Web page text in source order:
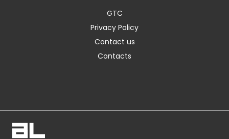
GTC
Privacy Policy
Contact us
Contacts